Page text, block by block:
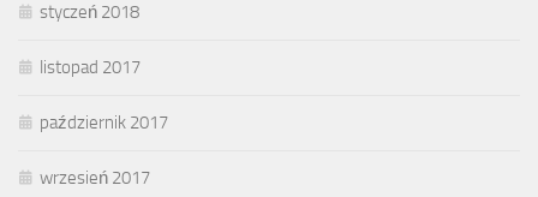
styczeń 2018
listopad 2017
październik 2017
wrzesień 2017